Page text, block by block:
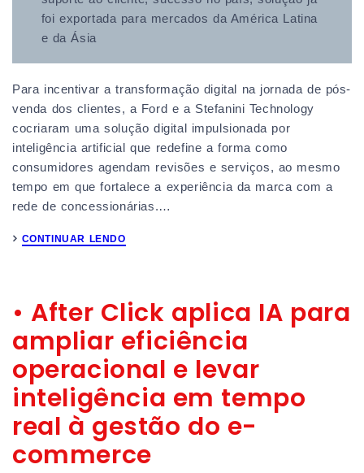
foi exportada para mercados da América Latina
e da Ásia
Para incentivar a transformação digital na jornada de pós-
venda dos clientes, a Ford e a Stefanini Technology
cocriaram uma solução digital impulsionada por
inteligência artificial que redefine a forma como
consumidores agendam revisões e serviços, ao mesmo
tempo em que fortalece a experiência da marca com a
rede de concessionárias.…
CONTINUAR LENDO
• After Click aplica IA para
ampliar eficiência
operacional e levar
inteligência em tempo
real à gestão do e-
commerce